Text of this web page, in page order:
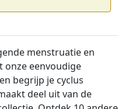
menstruatie en
onze eenvoudige
begrijp je cyclus
deel uit van de